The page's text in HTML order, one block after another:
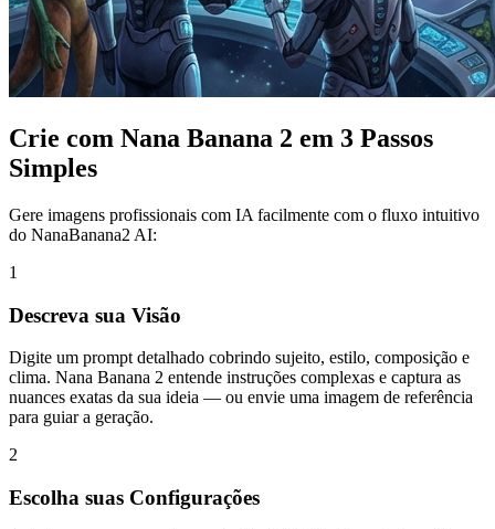
Crie com Nana Banana 2 em 3 Passos
Simples
Gere imagens profissionais com IA facilmente com o fluxo intuitivo
do NanaBanana2 AI:
1
Descreva sua Visão
Digite um prompt detalhado cobrindo sujeito, estilo, composição e
clima. Nana Banana 2 entende instruções complexas e captura as
nuances exatas da sua ideia — ou envie uma imagem de referência
para guiar a geração.
2
Escolha suas Configurações